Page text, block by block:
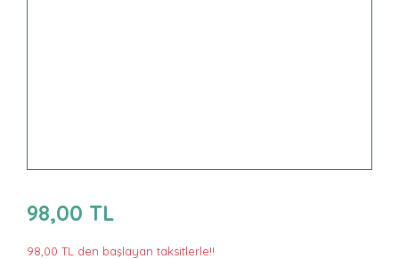
98,00 TL
98,00 TL den başlayan taksitlerle!!